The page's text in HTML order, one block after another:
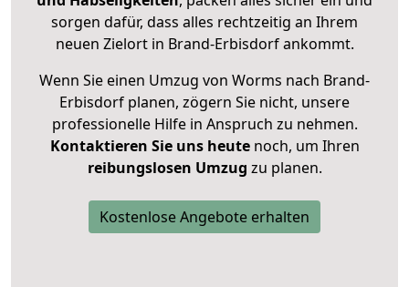
sorgen dafür, dass alles rechtzeitig an Ihrem
neuen Zielort in Brand-Erbisdorf ankommt.
Wenn Sie einen Umzug von Worms nach Brand-
Erbisdorf planen, zögern Sie nicht, unsere
professionelle Hilfe in Anspruch zu nehmen.
Kontaktieren Sie uns heutenoch, um Ihren
reibungslosen Umzug zu planen.
Kostenlose Angebote erhalten